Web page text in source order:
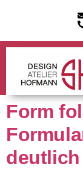
Form
deutlich